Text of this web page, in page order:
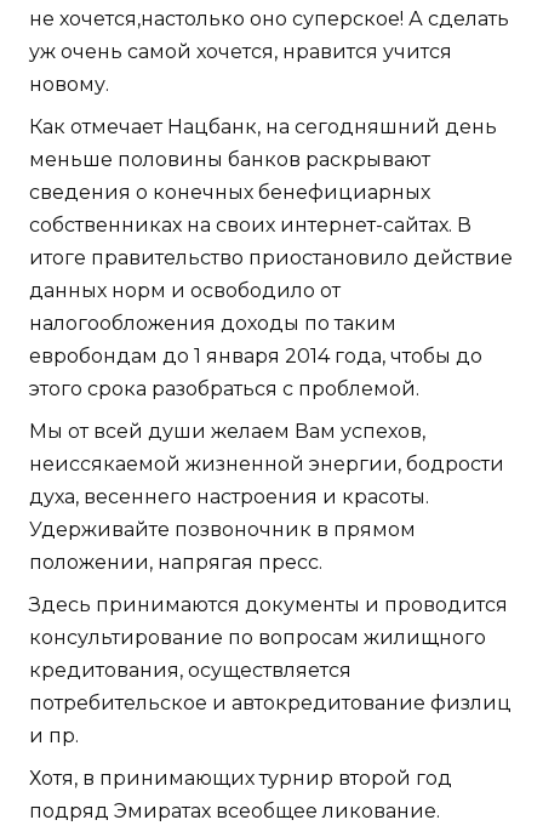
не хочется,настолько оно суперское! А сделать
уж очень самой хочется, нравится учится
новому.
Как отмечает Нацбанк, на сегодняшний день
меньше половины банков раскрывают
сведения о конечных бенефициарных
собственниках на своих интернет-сайтах. В
итоге правительство приостановило действие
данных норм и освободило от
налогообложения доходы по таким
евробондам до 1 января 2014 года, чтобы до
этого срока разобраться с проблемой.
Мы от всей души желаем Вам успехов,
неиссякаемой жизненной энергии, бодрости
духа, весеннего настроения и красоты.
Удерживайте позвоночник в прямом
положении, напрягая пресс.
Здесь принимаются документы и проводится
консультирование по вопросам жилищного
кредитования, осуществляется
потребительское и автокредитование физлиц
и пр.
Хотя, в принимающих турнир второй год
подряд Эмиратах всеобщее ликование.